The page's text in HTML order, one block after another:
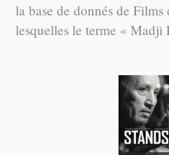
la base de donnés de Films
lesquelles le terme « Madji